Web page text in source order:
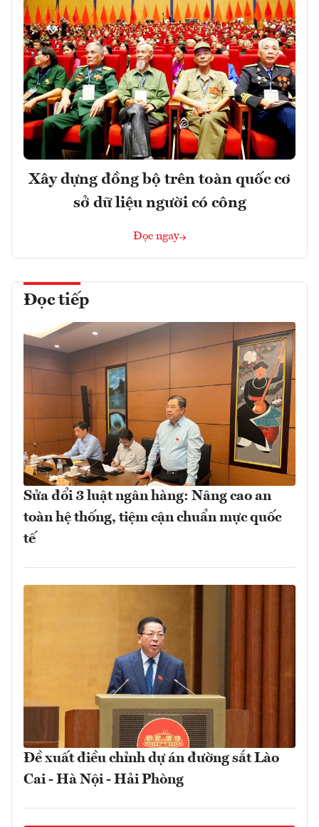
Xây dựng đồng bộ trên toàn quốc cơ
sở dữ liệu người có công
Đọc ngay
Đọc tiếp
Sửa đổi 3 luật ngân hàng: Nâng cao an
toàn hệ thống, tiệm cận chuẩn mực quốc
tế
Đề xuất điều chỉnh dự án đường sắt Lào
Cai - Hà Nội - Hải Phòng